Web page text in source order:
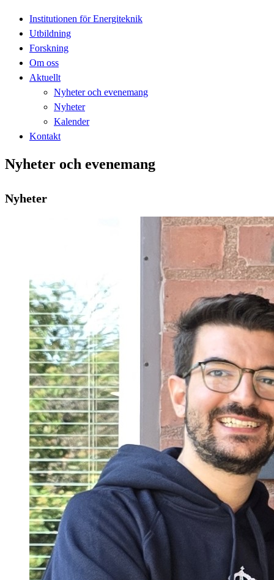
Institutionen för Energiteknik
Utbildning
Forskning
Om oss
Aktuellt
Nyheter och evenemang
Nyheter
Kalender
Kontakt
Nyheter och evenemang
Nyheter